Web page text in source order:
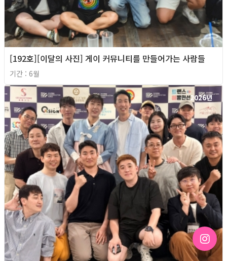
[192호][이달의 사진] 게이 커뮤니티를 만들어가는 사람들
기간 : 6월
2026년